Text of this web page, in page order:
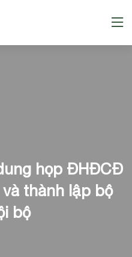
họp ĐHĐCĐ
thành lập bộ
bộ